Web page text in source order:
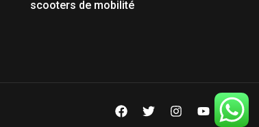
scooters de mobilité